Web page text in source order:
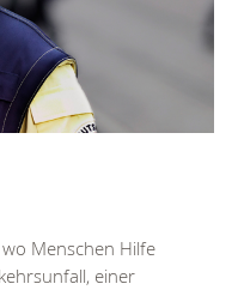
Menschen Hilfe
einer